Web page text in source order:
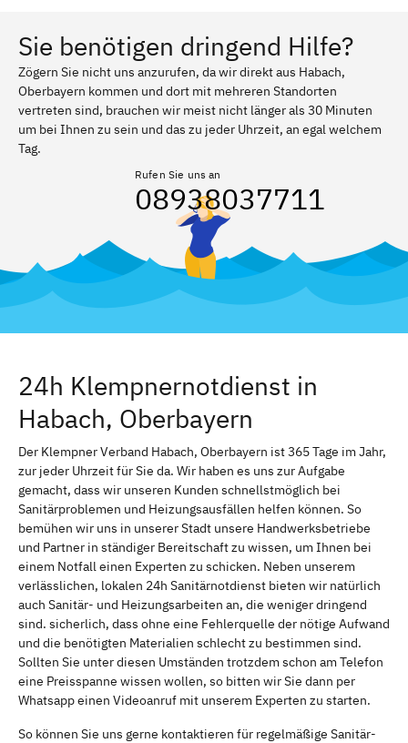
Sie benötigen dringend Hilfe?
Zögern Sie nicht uns anzurufen, da wir direkt aus Habach,
Oberbayern kommen und dort mit mehreren Standorten
vertreten sind, brauchen wir meist nicht länger als 30 Minuten
um bei Ihnen zu sein und das zu jeder Uhrzeit, an egal welchem
Tag.
Rufen Sie uns an
08938037711
24h Klempnernotdienst in
Habach, Oberbayern
Der Klempner Verband Habach, Oberbayern ist 365 Tage im Jahr,
zur jeder Uhrzeit für Sie da. Wir haben es uns zur Aufgabe
gemacht, dass wir unseren Kunden schnellstmöglich bei
Sanitärproblemen und Heizungsausfällen helfen können. So
bemühen wir uns in unserer Stadt unsere Handwerksbetriebe
und Partner in ständiger Bereitschaft zu wissen, um Ihnen bei
einem Notfall einen Experten zu schicken. Neben unserem
verlässlichen, lokalen 24h Sanitärnotdienst bieten wir natürlich
auch Sanitär- und Heizungsarbeiten an, die weniger dringend
sind. sicherlich, dass ohne eine Fehlerquelle der nötige Aufwand
und die benötigten Materialien schlecht zu bestimmen sind.
Sollten Sie unter diesen Umständen trotzdem schon am Telefon
eine Preisspanne wissen wollen, so bitten wir Sie dann per
Whatsapp einen Videoanruf mit unserem Experten zu starten.
So können Sie uns gerne kontaktieren für regelmäßige Sanitär-